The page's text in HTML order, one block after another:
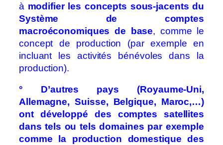
à modifier les concepts sous-jacents du
Système de comptes
macroéconomiques de base, comme le
concept de production (par exemple en
incluant les activités bénévoles dans la
production).
° D’autres pays (Royaume-Uni,
Allemagne, Suisse, Belgique, Maroc,…)
ont développé des comptes satellites
dans tels ou tels domaines par exemple
comme la production domestique des